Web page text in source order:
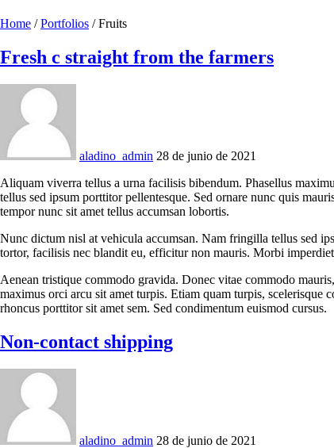
Home / Portfolios / Fruits
Fresh c straight from the farmers
aladino_admin 28 de junio de 2021
Aliquam viverra tellus a urna facilisis bibendum. Phasellus
tellus sed ipsum porttitor pellentesque. Sed ornare nunc quis
tempor nunc sit amet tellus accumsan lobortis.
Nunc dictum nisl at vehicula accumsan. Nam fringilla tellus sed
tortor, facilisis nec blandit eu, efficitur non mauris. Morbi
Aenean tristique commodo gravida. Donec vitae commodo
maximus orci arcu sit amet turpis. Etiam quam turpis,
rhoncus porttitor sit amet sem. Sed condimentum euismod cursus.
Non-contact shipping
aladino_admin 28 de junio de 2021